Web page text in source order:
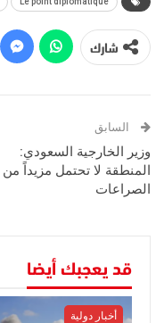
شارك
السابق
وزير الخارجية السعودي:
المنطقة لا تحتمل مزيداً من
الصراعات
قد يعجبك أيضا
أخبار دولية